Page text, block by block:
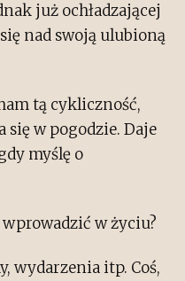
już ochładzającej
nad swoją ulubioną
tą cykliczność,
w pogodzie. Daje
myślę o
w życiu?
wydarzenia itp. Coś,